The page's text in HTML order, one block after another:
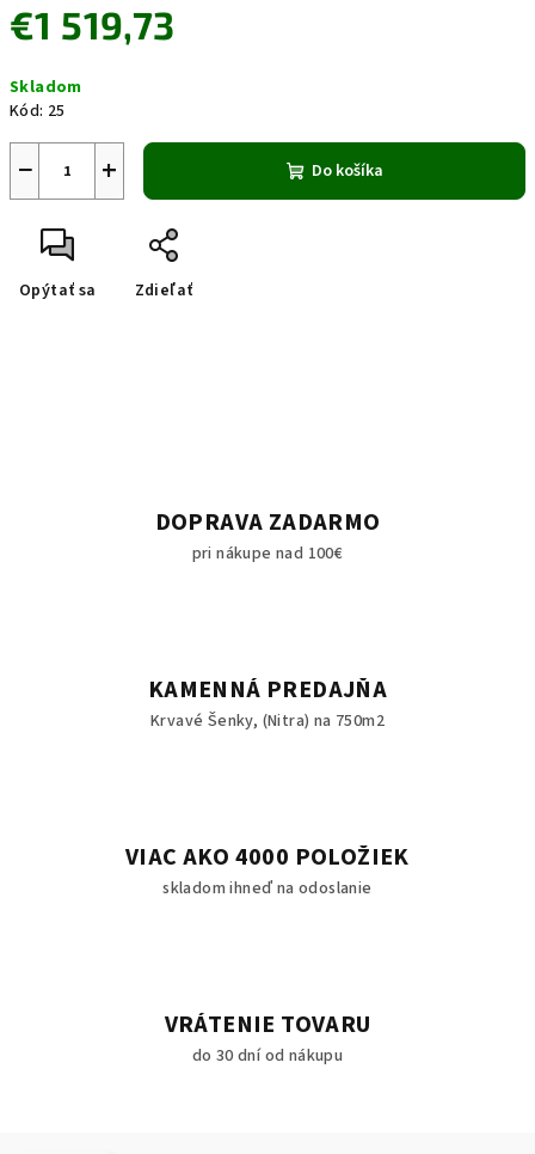
€1 519,73
cena:
Skladom
Kód: 25
+
− Do košíka
Opýtať sa Zdieľať
DOPRAVA ZADARMO
pri nákupe nad 100€
KAMENNÁ PREDAJŇA
Krvavé Šenky, (Nitra) na 750m2
VIAC AKO 4000 POLOŽIEK
skladom ihneď na odoslanie
VRÁTENIE TOVARU
do 30 dní od nákupu